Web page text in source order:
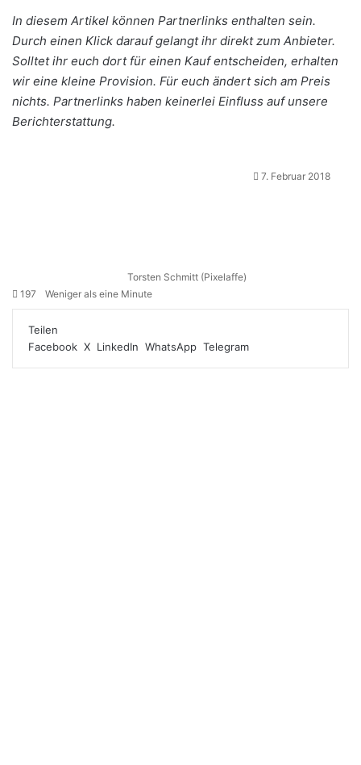
In diesem Artikel können Partnerlinks enthalten sein.
Durch einen Klick darauf gelangt ihr direkt zum Anbieter.
Solltet ihr euch dort für einen Kauf entscheiden, erhalten
wir eine kleine Provision. Für euch ändert sich am Preis
nichts. Partnerlinks haben keinerlei Einfluss auf unsere
Berichterstattung.
Torsten Schmitt (Pixelaffe)
7. Februar 2018
197 Weniger als eine Minute
Teilen
Facebook X LinkedIn WhatsApp Telegram